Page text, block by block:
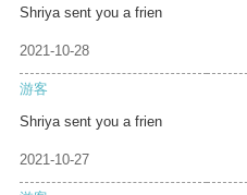
Shriya sent you a frien
2021-10-28
游客
Shriya sent you a frien
2021-10-27